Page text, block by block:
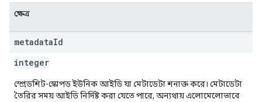
ক্ষেত্র
metadataId
integer
স্প্রেডশিট-স্কোপড ইউনিক আইডি যা মেটাডেটা শনাক্ত করে। মেটাডেটা
তৈরির সময় আইডি নির্দিষ্ট করা যেতে পারে, অন্যথায় এলোমেলোভাবে